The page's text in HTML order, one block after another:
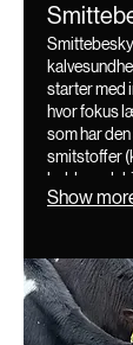
starter med
hvor fokus
som har
smitstoffer
holdes
endnu ikke
Show